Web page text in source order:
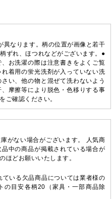
異なります。柄の位置が画像と若干
ずれ、ほつれなどがございます。●
お洗濯の際は注意書きをよくご覧
着用の蛍光洗剤が入っていない洗
い、他の物と混ぜて洗わないよう
摩擦等により脱色・色移りする事
ご確認ください。
がない場合がございます。 人気商
中の商品が掲載されている場合が
ほどお願いいたします。
ている欠品商品については業者様の
の目安各柄20（家具・一部商品除